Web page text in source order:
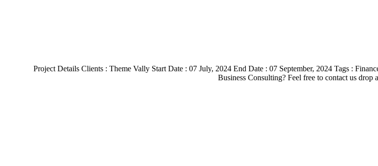
Project Details Clients : Theme Vally Start Date : 07 July, 2024 End Date : 07 September, 2024 Tags :
Business Consulting? Feel free to contact us